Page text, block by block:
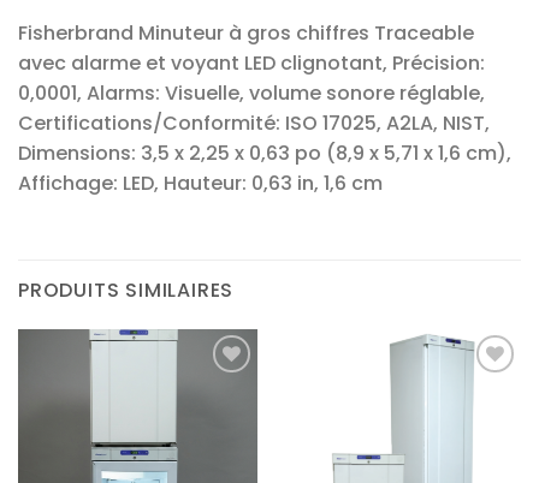
Fisherbrand Minuteur à gros chiffres Traceable
avec alarme et voyant LED clignotant, Précision:
0,0001, Alarms: Visuelle, volume sonore réglable,
Certifications/Conformité: ISO 17025, A2LA, NIST,
Dimensions: 3,5 x 2,25 x 0,63 po (8,9 x 5,71 x 1,6 cm),
Affichage: LED, Hauteur: 0,63 in, 1,6 cm
PRODUITS SIMILAIRES